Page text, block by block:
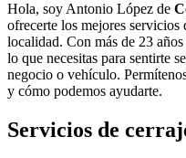
Hola, soy Antonio López de
ofrecerte los mejores servicios
localidad. Con más de 23
lo que necesitas para sentirte
negocio o vehículo.
y cómo podemos ayudarte.
Servicios de